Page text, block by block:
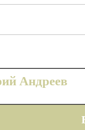
Андреев